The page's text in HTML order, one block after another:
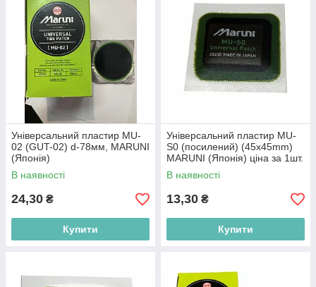
Універсальний пластир MU-
02 (GUT-02) d-78мм, MARUNI
(Японія)
В наявності
24,30 ₴
Купити
Універсальний пластир MU-
S0 (посилений) (45х45mm)
MARUNI (Японія) ціна за 1шт.
В наявності
13,30 ₴
Купити